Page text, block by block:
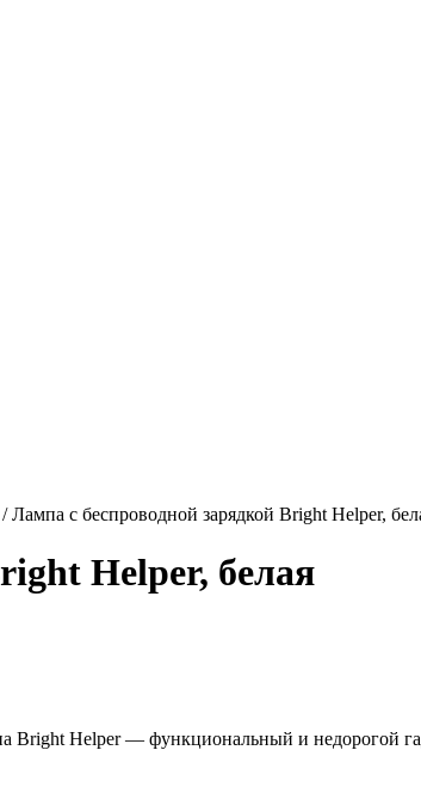
/ Лампа с беспроводной зарядкой Bright Helper,
Helper, белая
Bright Helper — функциональный и недорогой